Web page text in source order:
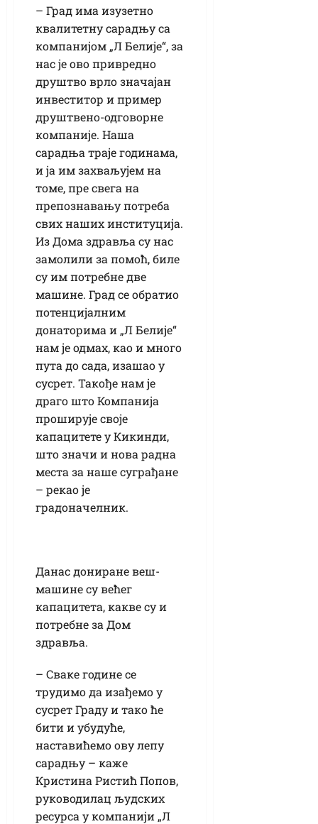
– Град има изузетно
квалитетну сарадњу са
компанијом „Л Белије“, за
нас је ово привредно
друштво врло значајан
инвеститор и пример
друштвено-одговорне
компаније. Наша
сарадња траје годинама,
и ја им захваљујем на
томе, пре свега на
препознавању потреба
свих наших институција.
Из Дома здравља су нас
замолили за помоћ, биле
су им потребне две
машине. Град се обратио
потенцијалним
донаторима и „Л Белије“
нам је одмах, као и много
пута до сада, изашао у
сусрет. Такође нам је
драго што Компанија
проширује своје
капацитете у Кикинди,
што значи и нова радна
места за наше суграђане
– рекао је
градоначелник.
Данас дониране веш-
машине су већег
капацитета, какве су и
потребне за Дом
здравља.
– Сваке године се
трудимо да изађемо у
сусрет Граду и тако ће
бити и убудуће,
наставићемо ову лепу
сарадњу – каже
Кристина Ристић Попов,
руководилац људских
ресурса у компанији „Л